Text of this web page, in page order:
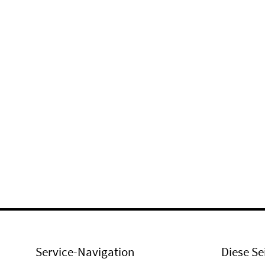
Service-Navigation Diese